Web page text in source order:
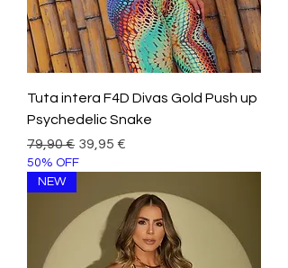
Tuta intera F4D Divas Gold Push up
Psychedelic Snake
Prezzo regolare
79,90 € Prezzo scontato
39,95 €
50% OFF
NEW